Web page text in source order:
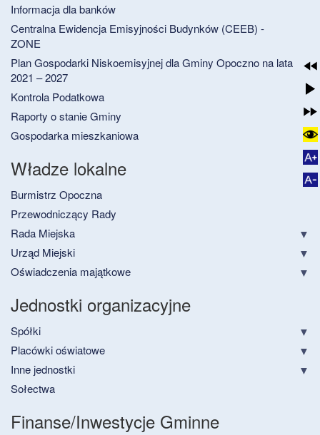
Informacja dla banków
Centralna Ewidencja Emisyjności Budynków (CEEB) -
ZONE
Plan Gospodarki Niskoemisyjnej dla Gminy Opoczno na lata
2021 – 2027
Kontrola Podatkowa
Raporty o stanie Gminy
Gospodarka mieszkaniowa
Władze lokalne
Burmistrz Opoczna
Przewodniczący Rady
Rada Miejska
Urząd Miejski
Oświadczenia majątkowe
Jednostki organizacyjne
Spółki
Placówki oświatowe
Inne jednostki
Sołectwa
Finanse/Inwestycje Gminne